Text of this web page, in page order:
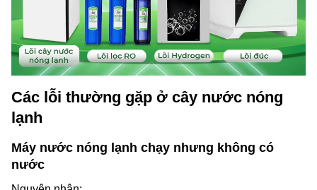
Các lỗi thường gặp ở cây nước nóng
lạnh
Máy nước nóng lạnh chạy nhưng không có
nước